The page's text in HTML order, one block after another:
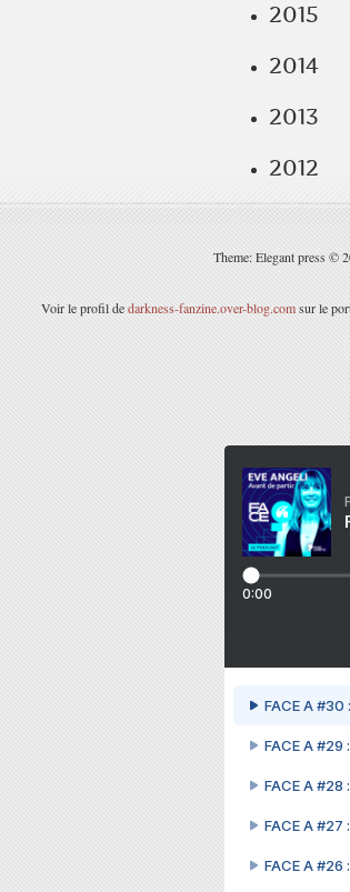
2015
2014
2013
2012
Theme: Elegant press ©
Voir le profil dedarkness-fanzine.over-blog.comsur le
0:00
FACE A
FACE A
FACE A
FACE A
FACE A